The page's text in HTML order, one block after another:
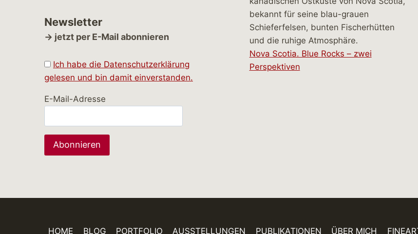
Newsletter
→ jetzt per E-Mail abonnieren
Ich habe die Datenschutzerklärung
gelesen und bin damit einverstanden.
E-Mail-Adresse
Nova Scotia. Blue Rocks – zwei
Perspektiven
HOME BLOG PORTFOLIO AUSSTELLUNGEN PUBLIKATIONEN ÜBER MICH